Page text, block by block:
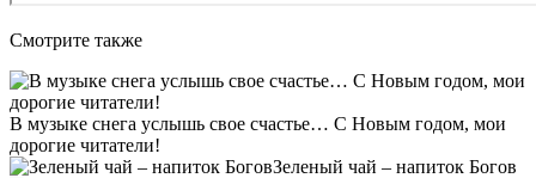
Смотрите также
В музыке снега услышь свое счастье… С Новым годом, мои
дорогие читатели!
Зеленый чай – напиток Богов